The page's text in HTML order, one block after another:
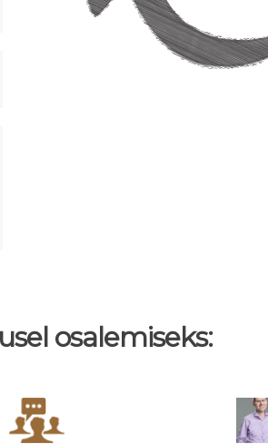
osalemiseks: